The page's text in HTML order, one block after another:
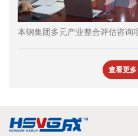
本钢集团多元产业整合评估咨询
查看更多